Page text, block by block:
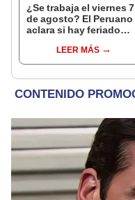
¿Se trabaja el viernes 7
de agosto? El Peruano
aclara si hay feriado
del 6 de agosto
LEER MÁS